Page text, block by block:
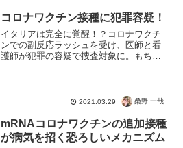
コロナワクチン接種に犯罪容疑！
イタリアは完全に覚醒！？コロナワクチ
ンでの副反応ラッシュを受け、医師と看
護師が犯罪の容疑で捜査対象に。もちろ
いですから、ただの殺人...
2021.03.29 桑野 一哉
mRNAコロナワクチンの追加接種
が病気を招く恐ろしいメカニズム